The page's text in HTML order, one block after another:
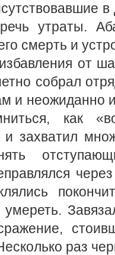
утраты.
смерть и
от
собрал
и неожиданно
как
захватил
раз